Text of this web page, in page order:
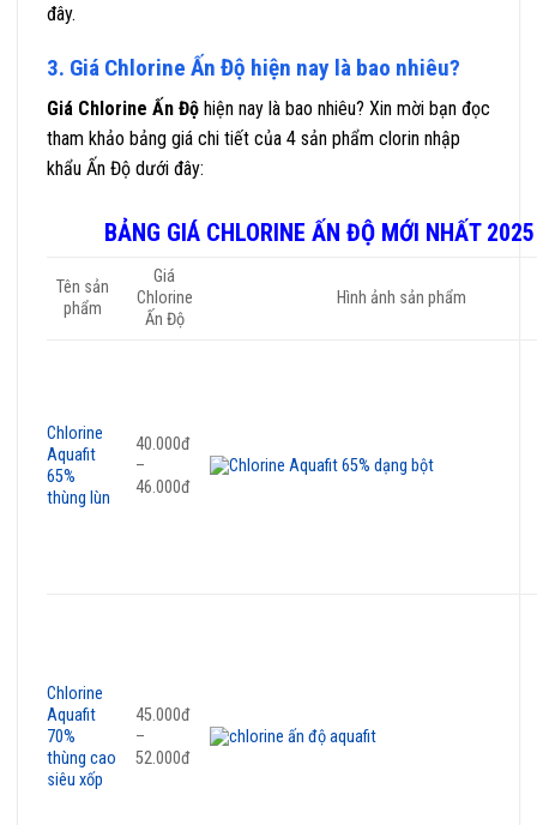
đây.
3. Giá Chlorine Ấn Độ hiện nay là bao nhiêu?
Giá Chlorine Ấn Độ hiện nay là bao nhiêu? Xin mời bạn đọc
tham khảo bảng giá chi tiết của 4 sản phẩm clorin nhập
khẩu Ấn Độ dưới đây:
BẢNG GIÁ CHLORINE ẤN ĐỘ MỚI NHẤT 2025
Tên sản
phẩm
Giá
Chlorine
Ấn Độ
Hình ảnh sản phẩm
Chlorine
Aquafit
65%
thùng lùn
40.000đ
–
46.000đ
Chlorine
Aquafit
70%
thùng cao
siêu xốp
45.000đ
–
52.000đ